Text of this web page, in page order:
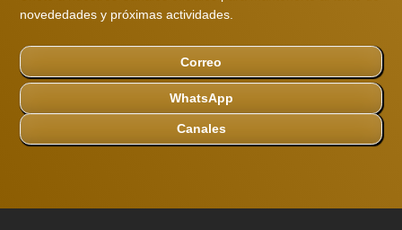
novededades y próximas actividades.
Correo
WhatsApp
Canales